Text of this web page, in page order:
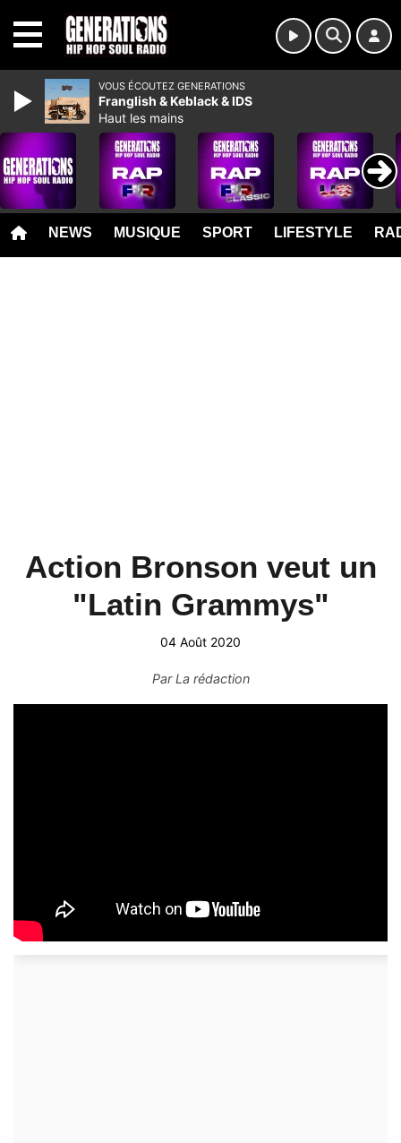
NEWS MUSIQUE SPORT LIFESTYLE
Action Bronson veut un
"Latin Grammys"
04 Août 2020
ParLa rédaction
VOUS ÉCOUTEZ GENERATIONS
Franglish & Keblack & IDS
Haut les mains